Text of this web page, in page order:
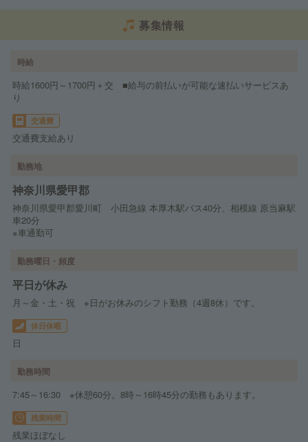
募集情報
時給
時給1600円～1700円＋交 ■給与の前払いが可能な速払いサービスあ
り
交通費
交通費支給あり
勤務地
神奈川県愛甲郡
神奈川県愛甲郡愛川町 小田急線 本厚木駅バス40分、相模線 原当麻駅
車20分
※車通勤可
勤務曜日・頻度
平日が休み
月～金・土・祝 ※日がお休みのシフト勤務（4週8休）です。
休日休暇
日
勤務時間
7:45～16:30 ※休憩60分。8時～16時45分の勤務もあります。
残業時間
残業ほぼなし